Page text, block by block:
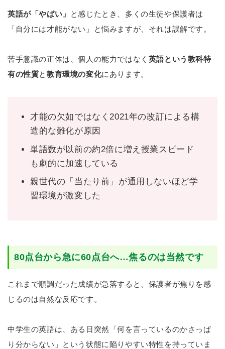
英語が「やばい」
と感じたとき、多くの生徒や保護者は
「自分には才能がない」と悩みますが、それは誤解です。
苦手意識の正体は、個人の能力ではなく 英語という教科特
有の性質と教育環境の変化にあります。
才能の欠如ではなく2021年の改訂による構
造的な難化が原因
単語数が以前の約2倍に増え授業スピード
も劇的に加速している
親世代の「当たり前」が通用しないほど学
習環境が激変した
80点台から急に60点台へ…焦るのは当然です
これまで順調だった成績が急落すると、保護者が焦りを感
じるのは自然な反応です。
中学生の英語は、ある日突然「何を言っているのかさっぱ
り分からない」という状態に陥りやすい特性を持っていま